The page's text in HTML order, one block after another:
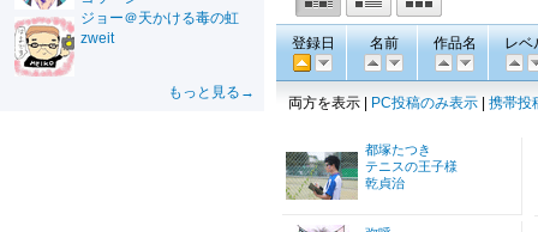
ジョー＠天かける毒の虹
zweit
もっと見る→
登録日 名前 作品名 レベ
両方を表示 | PC投稿のみ表示 携帯投
都塚たつき
テニスの王子様
乾貞治